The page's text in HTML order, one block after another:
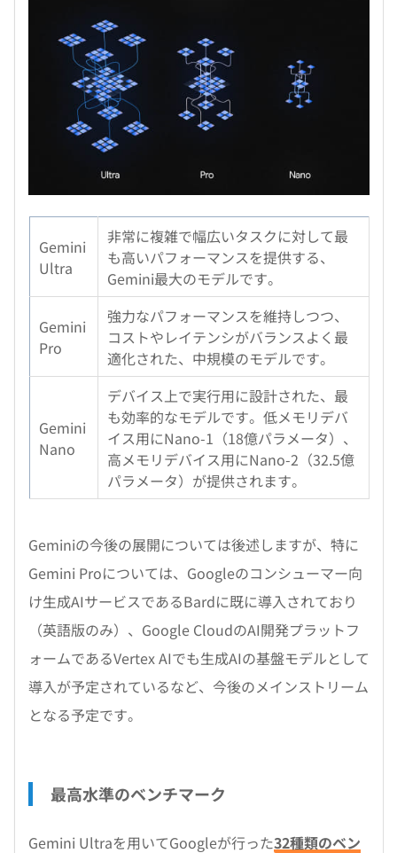
Gemini
Ultra
非常に複雑で幅広いタスクに対して最
も高いパフォーマンスを提供する、
Gemini最大のモデルです。
Gemini
Pro
強力なパフォーマンスを維持しつつ、
コストやレイテンシがバランスよく最
適化された、中規模のモデルです。
Gemini
Nano
デバイス上で実行用に設計された、最
も効率的なモデルです。低メモリデバ
イス用にNano-1（18億パラメータ）、
高メモリデバイス用にNano-2（32.5億
パラメータ）が提供されます。
Geminiの今後の展開については後述しますが、特に
Gemini Proについては、Googleのコンシューマー向
け生成AIサービスであるBardに既に導入されており
（英語版のみ）、Google CloudのAI開発プラットフ
ォームであるVertex AIでも生成AIの基盤モデルとして
導入が予定されているなど、今後のメインストリーム
となる予定です。
最高水準のベンチマーク
Gemini Ultraを用いてGoogleが行った32種類のベン